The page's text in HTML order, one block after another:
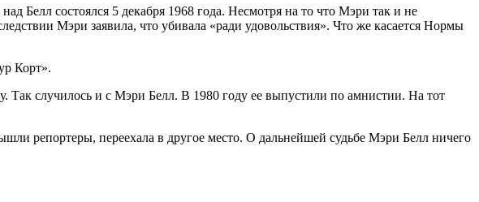
Белл состоялся 5 декабря 1968 года. Несмотря на то что Мэри так и не
Мэри заявила, что убивала «ради удовольствия». Что же касается Нормы
Корт».
случилось и с Мэри Белл. В 1980 году ее выпустили по амнистии. На тот
репортеры, переехала в другое место. О дальнейшей судьбе Мэри Белл ничего